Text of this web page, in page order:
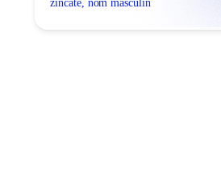
zincate, nom masculin